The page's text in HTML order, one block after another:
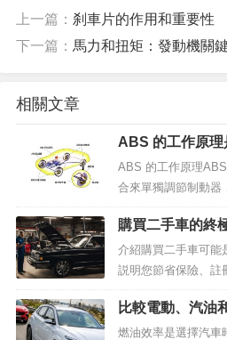
上一篇： 刹車片的作用和重要性
下一篇： 馬力和扭矩：發動機關
相關文章
ABS 的工作原理
ABS 的工作原理
合來單獨調節制動器
統主要由輪速感測器
子控制單元 （ECU
測器...
購買二手車的終
介紹購買二手車可能
説明您節省保險、註
然而，市場上有這麼
適的汽車可能是一項
用武之地。在這份購
比較電動、汽油
燃油效率是選擇汽車